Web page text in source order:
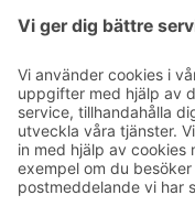
Ta kontakt
Kontaktuppgifter till